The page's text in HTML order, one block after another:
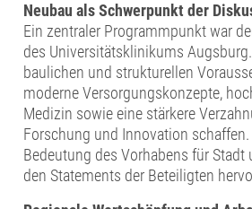
Neubau als Schwerpunkt der
Ein zentraler Programmpunkt war
des Universitätsklinikums
baulichen und strukturellen
moderne Versorgungskonzepte,
Medizin sowie eine stärkere
Forschung und Innovation
Bedeutung des Vorhabens für Stadt
den Statements der Beteiligten